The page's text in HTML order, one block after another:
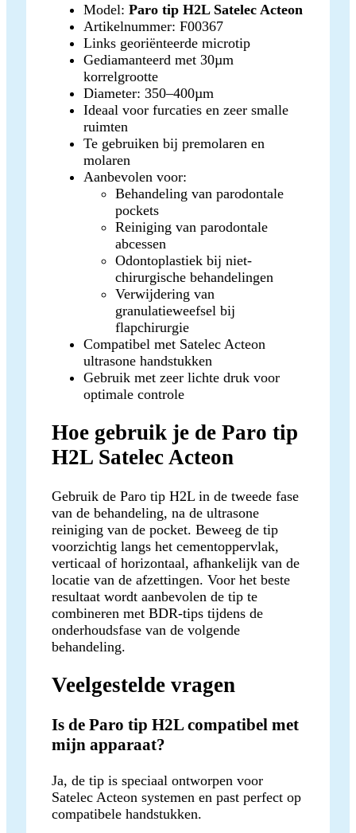
Model: Paro tip H2L Satelec Acteon
Artikelnummer: F00367
Links georiënteerde microtip
Gediamanteerd met 30µm
korrelgrootte
Diameter: 350–400µm
Ideaal voor furcaties en zeer smalle
ruimten
Te gebruiken bij premolaren en
molaren
Aanbevolen voor:
Behandeling van parodontale
pockets
Reiniging van parodontale
abcessen
Odontoplastiek bij niet-
chirurgische behandelingen
Verwijdering van
granulatieweefsel bij
flapchirurgie
Compatibel met Satelec Acteon
ultrasone handstukken
Gebruik met zeer lichte druk voor
optimale controle
Hoe gebruik je de Paro tip
H2L Satelec Acteon
Gebruik de Paro tip H2L in de tweede fase
van de behandeling, na de ultrasone
reiniging van de pocket. Beweeg de tip
voorzichtig langs het cementoppervlak,
verticaal of horizontaal, afhankelijk van de
locatie van de afzettingen. Voor het beste
resultaat wordt aanbevolen de tip te
combineren met BDR-tips tijdens de
onderhoudsfase van de volgende
behandeling.
Veelgestelde vragen
Is de Paro tip H2L compatibel met
mijn apparaat?
Ja, de tip is speciaal ontworpen voor
Satelec Acteon systemen en past perfect op
compatibele handstukken.